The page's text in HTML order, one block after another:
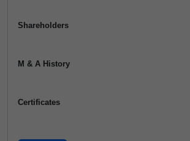
Shareholders
M & A History
Certificates